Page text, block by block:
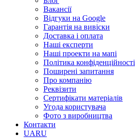
Вакансії
Відгуки на Google
Гарантія на вивіски
Доставка і оплата
Наші експерти
Наші проекти на мапі
Політика конфіденційності
Поширені запитання
Про компанію
Реквізити
Сертифікати матеріалів
Угода користувача
Фото з виробництва
Контакти
UARU